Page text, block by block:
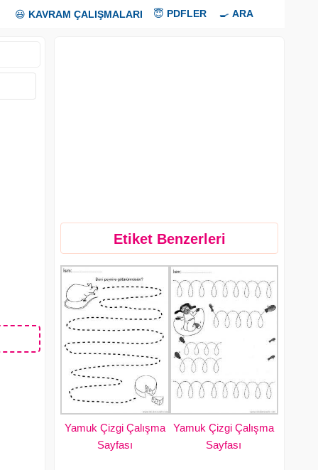
😃 KAVRAM ÇALIŞMALARI 😇 PDFLER 🍳 ARA
Etiket Benzerleri
Yamuk Çizgi Çalışma
Sayfası
Yamuk Çizgi Çalışma
Sayfası